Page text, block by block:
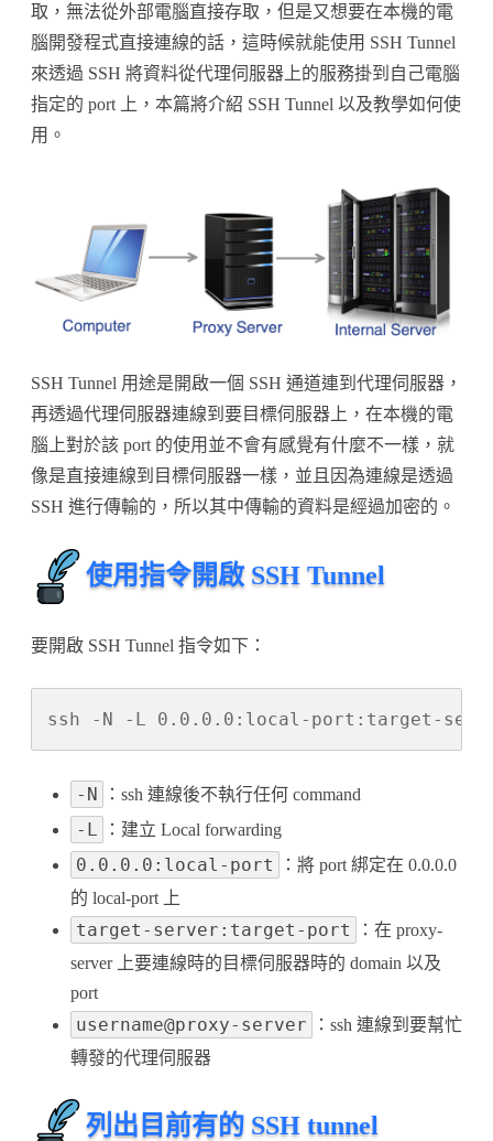
器
內
定
本
腦
上〉
中
取，無法從外部電腦直接存取，但是又想要在本機的電
腦開發程式直接連線的話，這時候就能使用 SSH Tunnel
來透過 SSH 將資料從代理伺服器上的服務掛到自己電腦
指定的 port 上，本篇將介紹 SSH Tunnel 以及教學如何使
用。
SSH Tunnel 用途是開啟一個 SSH 通道連到代理伺服器，
再透過代理伺服器連線到要目標伺服器上，在本機的電
腦上對於該 port 的使用並不會有感覺有什麼不一樣，就
像是直接連線到目標伺服器一樣，並且因為連線是透過
SSH 進行傳輸的，所以其中傳輸的資料是經過加密的。
使用指令開啟 SSH Tunnel
要開啟 SSH Tunnel 指令如下：
ssh -N -L 0.0.0.0:local-port:target-
-N ：ssh 連線後不執行任何 command
-L ：建立 Local forwarding
0.0.0.0:local-port
：將 port 綁定在 0.0.0.0
的 local-port 上
target-server:target-port
：在 proxy-
server 上要連線時的目標伺服器時的 domain 以及
port
username@proxy-server
：ssh 連線到要幫忙
轉發的代理伺服器
列出目前有的 SSH tunnel